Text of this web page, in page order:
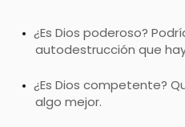
¿Es Dios poderoso?
autodestrucción que
¿Es Dios competente?
algo mejor.